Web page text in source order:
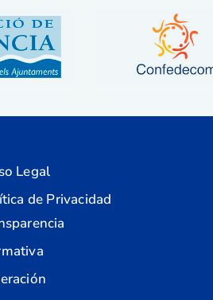
Legal
de Privacidad